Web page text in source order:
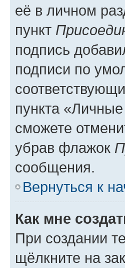
её в личном
пункт
подпись
подписи по
пункта
сможете
убрав флажок
сообщения.
Вернуться к
Как мне
При создании
щёлкните на